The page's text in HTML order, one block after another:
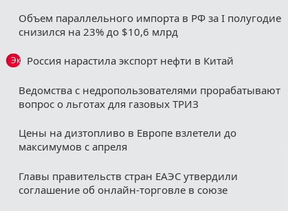
Объем параллельного импорта в РФ за I полугодие
снизился на 23% до $10,6 млрд
Эксклюзив
Россия нарастила экспорт нефти в Китай
Ведомства с недропользователями прорабатывают
вопрос о льготах для газовых ТРИЗ
Цены на дизтопливо в Европе взлетели до
максимумов с апреля
Главы правительств стран ЕАЭС утвердили
соглашение об онлайн-торговле в союзе